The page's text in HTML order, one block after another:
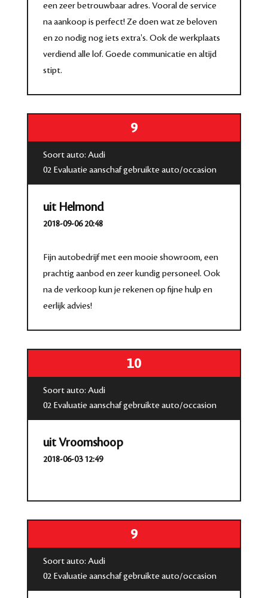
een zeer betrouwbaar adres. Vooral de service
na aankoop is perfect! Ze doen wat ze beloven
en zo nodig nog iets extra's. Ook de werkplaats
verdiend alle lof. Goede communicatie en altijd
stipt.
9
Soort auto: Audi
02 Evaluatie aanschaf gebruikte auto/occasion
uit Helmond
2018-09-06 20:48
Fijn autobedrijf met een mooie showroom, een
prachtig aanbod en zeer kundig personeel. Ook
na de verkoop kun je rekenen op fijne hulp en
eerlijk advies!
10
Soort auto: Audi
02 Evaluatie aanschaf gebruikte auto/occasion
uit Vroomshoop
2018-06-03 12:49
9
Soort auto: Audi
02 Evaluatie aanschaf gebruikte auto/occasion